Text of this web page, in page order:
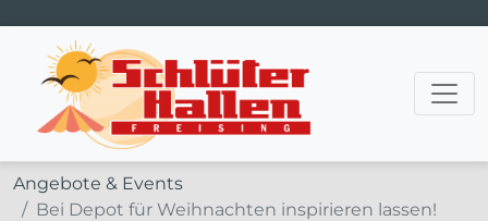
Hauptnavigation
Angebote & Events
Bei Depot für Weihnachten inspirieren lassen!